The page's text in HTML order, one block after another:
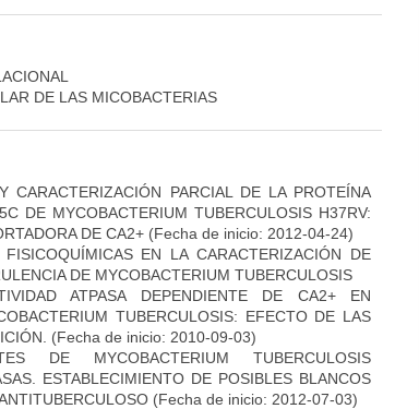
DE LAS MICOBACTERIAS
CARACTERIZACIÓN PARCIAL DE LA PROTEÍNA
DE MYCOBACTERIUM TUBERCULOSIS H37RV:
DE CA2+ (Fecha de inicio: 2012-04-24)
EN LA CARACTERIZACIÓN DE
DE MYCOBACTERIUM TUBERCULOSIS
ATPASA DEPENDIENTE DE CA2+ EN
TUBERCULOSIS: EFECTO DE LAS
(Fecha de inicio: 2010-09-03)
DE MYCOBACTERIUM TUBERCULOSIS
ESTABLECIMIENTO DE POSIBLES BLANCOS
(Fecha de inicio: 2012-07-03)